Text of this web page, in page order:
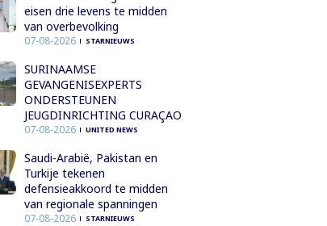
eisen drie levens te midden
van overbevolking
07-08-2026 STARNIEUWS
SURINAAMSE
GEVANGENISEXPERTS
ONDERSTEUNEN
JEUGDINRICHTING CURAÇAO
07-08-2026 UNITED NEWS
Saudi-Arabië, Pakistan en
Turkije tekenen
defensieakkoord te midden
van regionale spanningen
07-08-2026 STARNIEUWS